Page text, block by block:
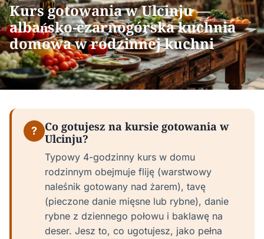
Kurs gotowania w Ulcinju —
albańsko-czarnogórska kuchnia
domowa w rodzinnej kuchni
?
Co gotujesz na kursie gotowania w
Ulcinju?
Typowy 4-godzinny kurs w domu
rodzinnym obejmuje fliję (warstwowy
naleśnik gotowany nad żarem), tavę
(pieczone danie mięsne lub rybne), danie
rybne z dziennego połowu i baklawę na
deser. Jesz to, co ugotujesz, jako pełna